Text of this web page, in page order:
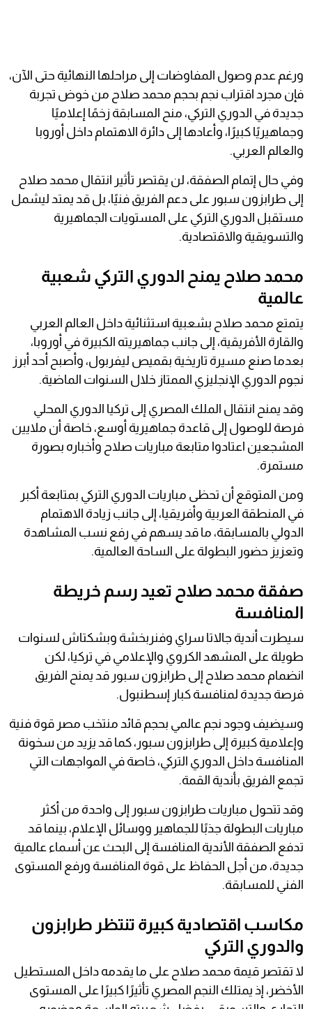
ورغم عدم وصول المفاوضات إلى مراحلها النهائية حتى الآن،
فإن مجرد اقتراب نجم بحجم محمد صلاح من خوض تجربة
جديدة في الدوري التركي، منح المسابقة زخمًا إعلاميًا
وجماهيريًا كبيرًا، وأعادها إلى دائرة الاهتمام داخل أوروبا
والعالم العربي.
وفي حال إتمام الصفقة، لن يقتصر تأثير انتقال محمد صلاح
إلى طرابزون سبور على دعم الفريق فنيًا، بل قد يمتد ليشمل
مستقبل الدوري التركي على المستويات الجماهيرية
والتسويقية والاقتصادية.
محمد صلاح يمنح الدوري التركي شعبية
عالمية
يتمتع محمد صلاح بشعبية استثنائية داخل العالم العربي
والقارة الأفريقية، إلى جانب جماهيريته الكبيرة في أوروبا،
بعدما صنع مسيرة تاريخية بقميص ليفربول، وأصبح أحد أبرز
نجوم الدوري الإنجليزي الممتاز خلال السنوات الماضية.
وقد يمنح انتقال الملك المصري إلى تركيا الدوري المحلي
فرصة للوصول إلى قاعدة جماهيرية أوسع، خاصة أن ملايين
المشجعين اعتادوا متابعة مباريات صلاح وأخباره بصورة
مستمرة.
ومن المتوقع أن تحظى مباريات الدوري التركي بمتابعة أكبر
في المنطقة العربية وأفريقيا، إلى جانب زيادة الاهتمام
الدولي بالمسابقة، ما قد يسهم في رفع نسب المشاهدة
وتعزيز حضور البطولة على الساحة العالمية.
صفقة محمد صلاح تعيد رسم خريطة
المنافسة
سيطرت أندية جالاتا سراي وفنربخشة وبشكتاش لسنوات
طويلة على المشهد الكروي والإعلامي في تركيا، لكن
انضمام محمد صلاح إلى طرابزون سبور قد يمنح الفريق
فرصة جديدة لمنافسة كبار إسطنبول.
وسيضيف وجود نجم عالمي بحجم قائد منتخب مصر قوة فنية
وإعلامية كبيرة إلى طرابزون سبور، كما قد يزيد من سخونة
المنافسة داخل الدوري التركي، خاصة في المواجهات التي
تجمع الفريق بأندية القمة.
وقد تتحول مباريات طرابزون سبور إلى واحدة من أكثر
مباريات البطولة جذبًا للجماهير ووسائل الإعلام، بينما قد
تدفع الصفقة الأندية المنافسة إلى البحث عن أسماء عالمية
جديدة، من أجل الحفاظ على قوة المنافسة ورفع المستوى
الفني للمسابقة.
مكاسب اقتصادية كبيرة تنتظر طرابزون
والدوري التركي
لا تقتصر قيمة محمد صلاح على ما يقدمه داخل المستطيل
الأخضر، إذ يمتلك النجم المصري تأثيرًا كبيرًا على المستوى